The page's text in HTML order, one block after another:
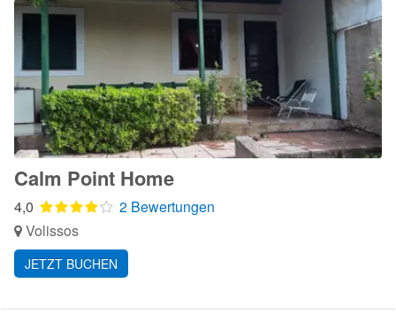
Calm Point Home
4,0
2 Bewertungen
Volissos
JETZT BUCHEN